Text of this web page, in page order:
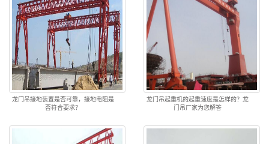
龙门吊接地装置是否可靠，接地电阻是
否符合要求？
龙门吊起重机的起重速度是怎样的？龙
门吊厂家为您解答